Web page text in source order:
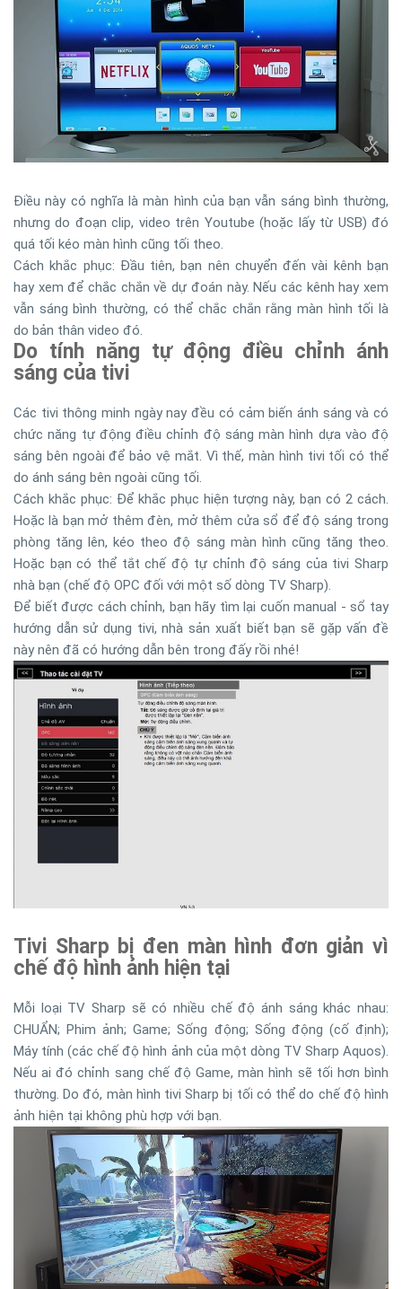
Điều này có nghĩa là màn hình của bạn vẫn sáng bình thường,
nhưng do đoạn clip, video trên Youtube (hoặc lấy từ USB) đó
quá tối kéo màn hình cũng tối theo.
Cách khắc phục: Đầu tiên, bạn nên chuyển đến vài kênh bạn
hay xem để chắc chắn về dự đoán này. Nếu các kênh hay xem
vẫn sáng bình thường, có thể chắc chắn rằng màn hình tối là
do bản thân video đó.
Do tính năng tự động điều chỉnh ánh
sáng của tivi
Các tivi thông minh ngày nay đều có cảm biến ánh sáng và có
chức năng tự động điều chỉnh độ sáng màn hình dựa vào độ
sáng bên ngoài để bảo vệ mắt. Vì thế, màn hình tivi tối có thể
do ánh sáng bên ngoài cũng tối.
Cách khắc phục: Để khắc phục hiện tượng này, bạn có 2 cách.
Hoặc là bạn mở thêm đèn, mở thêm cửa sổ để độ sáng trong
phòng tăng lên, kéo theo độ sáng màn hình cũng tăng theo.
Hoặc bạn có thể tắt chế độ tự chỉnh độ sáng của tivi Sharp
nhà bạn (chế độ OPC đối với một số dòng TV Sharp).
Để biết được cách chỉnh, bạn hãy tìm lại cuốn manual - sổ tay
hướng dẫn sử dụng tivi, nhà sản xuất biết bạn sẽ gặp vấn đề
này nên đã có hướng dẫn bên trong đấy rồi nhé!
Tivi Sharp bị đen màn hình đơn giản vì
chế độ hình ảnh hiện tại
Mỗi loại TV Sharp sẽ có nhiều chế độ ánh sáng khác nhau:
CHUẨN; Phim ảnh; Game; Sống động; Sống động (cố định);
Máy tính (các chế độ hình ảnh của một dòng TV Sharp Aquos).
Nếu ai đó chỉnh sang chế độ Game, màn hình sẽ tối hơn bình
thường. Do đó, màn hình tivi Sharp bị tối có thể do chế độ hình
ảnh hiện tại không phù hợp với bạn.